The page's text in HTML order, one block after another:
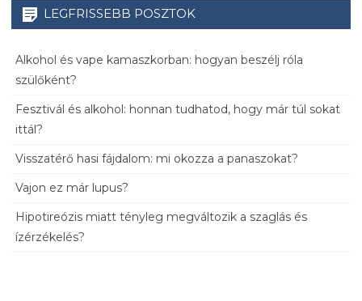
LEGFRISSEBB POSZTOK
Alkohol és vape kamaszkorban: hogyan beszélj róla
szülőként?
Fesztivál és alkohol: honnan tudhatod, hogy már túl sokat
ittál?
Visszatérő hasi fájdalom: mi okozza a panaszokat?
Vajon ez már lupus?
Hipotireózis miatt tényleg megváltozik a szaglás és
ízérzékelés?